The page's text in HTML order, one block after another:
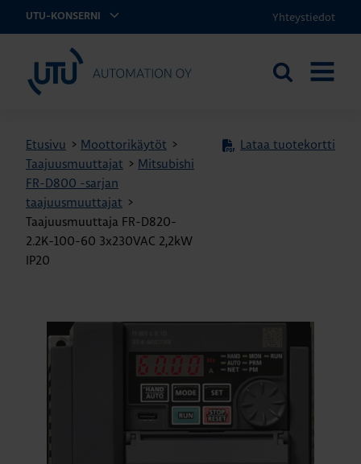
UTU-KONSERNI Yhteystiedot
UTU Automation
Etsi
Etusivu > Moottorikäytöt >
Taajuusmuuttajat > Mitsubishi
FR-D800 -sarjan
taajuusmuuttajat >
Taajuusmuuttaja FR-D820-
2.2K-100-60 3x230VAC 2,2kW
IP20
Lataa tuotekortti